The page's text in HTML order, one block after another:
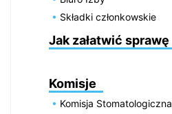
Składki członkowskie
Jak załatwić sprawę
Komisje
Komisja Stomatologiczna